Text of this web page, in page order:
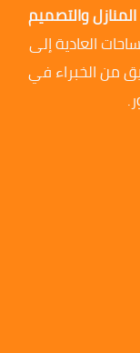
والتصميم
العادية إلى
من الخبراء في